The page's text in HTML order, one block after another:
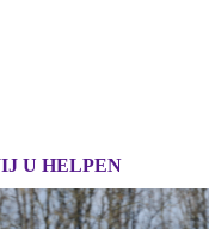
U HELPEN